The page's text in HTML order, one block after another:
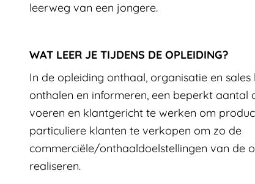
leerweg van een jongere.
WAT LEER JE TIJDENS DE OPLEIDING?
In de opleiding onthaal, organisatie en
onthalen en informeren, een beperkt
voeren en klantgericht te werken om
particuliere klanten te verkopen om zo de
commerciële/onthaaldoelstellingen van de
realiseren.